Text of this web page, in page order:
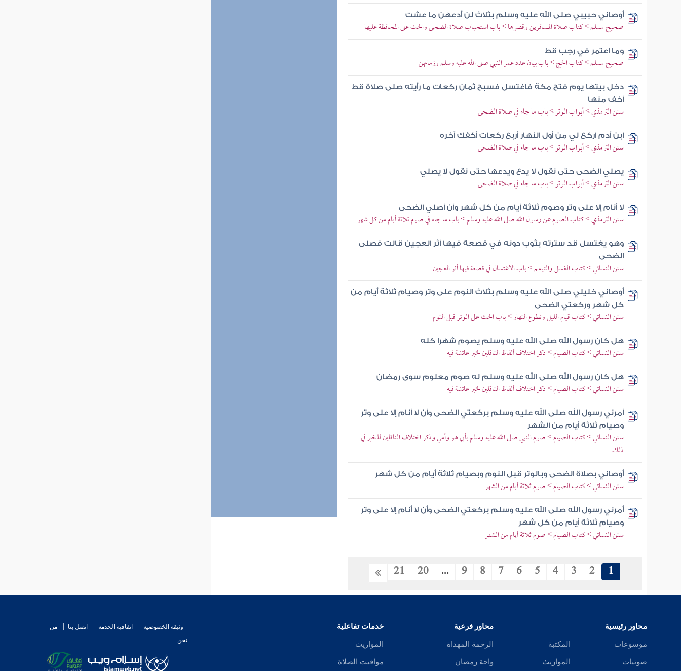
أوصاني حبيبي صلى الله عليه وسلم بثلاث لن أدعهن ما عشت
صحيح مسلم > كتاب صلاة المسافرين وقصرها > باب استحباب صلاة الضحى والحث على المحافظة عليها
وما اعتمر في رجب قط
صحيح مسلم > كتاب الحج > باب بيان عدد عمر النبي صلى الله عليه وسلم وزمانهن
دخل بيتها يوم فتح مكة فاغتسل فسبح ثمان ركعات ما رأيته صلى صلاة قط
أخف منها
سنن الترمذي > أبواب الوتر > باب ما جاء في صلاة الضحى
ابن آدم اركع لي من أول النهار أربع ركعات أكفك آخره
سنن الترمذي > أبواب الوتر > باب ما جاء في صلاة الضحى
يصلي الضحى حتى نقول لا يدع ويدعها حتى نقول لا يصلي
سنن الترمذي > أبواب الوتر > باب ما جاء في صلاة الضحى
لا أنام إلا على وتر وصوم ثلاثة أيام من كل شهر وأن أصلي الضحى
سنن الترمذي > كتاب الصوم عن رسول الله صلى الله عليه وسلم > باب ما جاء في صوم ثلاثة أيام من كل شهر
وهو يغتسل قد سترته بثوب دونه في قصعة فيها أثر العجين قالت فصلى
الضحى
سنن النسائي > كتاب الغسل والتيمم > باب الاغتسال في قصعة فيها أثر العجين
أوصاني خليلي صلى الله عليه وسلم بثلاث النوم على وتر وصيام ثلاثة أيام من
كل شهر وركعتي الضحى
سنن النسائي > كتاب قيام الليل وتطوع النهار > باب الحث على الوتر قبل النوم
هل كان رسول الله صلى الله عليه وسلم يصوم شهرا كله
سنن النسائي > كتاب الصيام > ذكر اختلاف ألفاظ الناقلين لخبر عائشة فيه
هل كان رسول الله صلى الله عليه وسلم له صوم معلوم سوى رمضان
سنن النسائي > كتاب الصيام > ذكر اختلاف ألفاظ الناقلين لخبر عائشة فيه
أمرني رسول الله صلى الله عليه وسلم بركعتي الضحى وأن لا أنام إلا على وتر
وصيام ثلاثة أيام من الشهر
سنن النسائي > كتاب الصيام > صوم النبي صلى الله عليه وسلم بأبي هو وأمي وذكر اختلاف الناقلين للخبر في
ذلك
أوصاني بصلاة الضحى وبالوتر قبل النوم وبصيام ثلاثة أيام من كل شهر
سنن النسائي > كتاب الصيام > صوم ثلاثة أيام من الشهر
أمرني رسول الله صلى الله عليه وسلم بركعتي الضحى وأن لا أنام إلا على وتر
وصيام ثلاثة أيام من كل شهر
سنن النسائي > كتاب الصيام > صوم ثلاثة أيام من الشهر
1
2
3
4
5
6
7
8
9
...
20
21
محاور رئيسية
موسوعات
صوتيات
المكتبة
المواريث
محاور فرعية
الرحمة المهداة
واحة رمضان
خدمات تفاعلية
المواريث
مواقيت الصلاة
وثيقة الخصوصية اتفاقية الخدمة اتصل بنا
من
نحن